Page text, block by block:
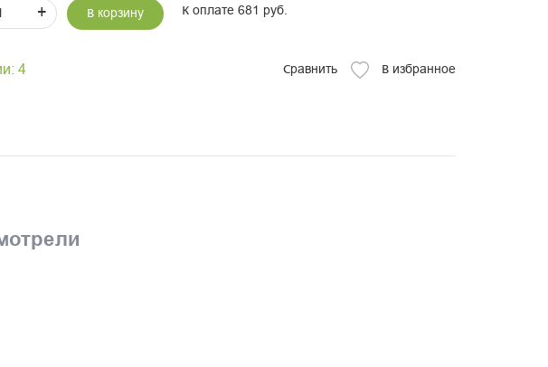
+ В корзину К оплате 681 руб.
4 Сравнить В избранное